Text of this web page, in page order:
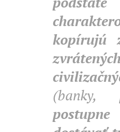
kopírujú
zvrátených
(banky,